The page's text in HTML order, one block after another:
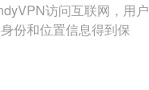
访问互联网，用户
份和位置信息得到保